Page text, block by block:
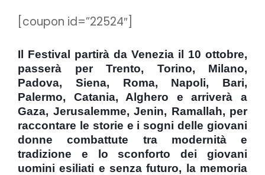
[coupon id=”22524″]
Il Festival partirà da Venezia il 10 ottobre,
passerà per Trento, Torino, Milano,
Padova, Siena, Roma, Napoli, Bari,
Palermo, Catania, Alghero e arriverà a
Gaza, Jerusalemme, Jenin, Ramallah, per
raccontare le storie e i sogni delle giovani
donne combattute tra modernità e
tradizione e lo sconforto dei giovani
uomini esiliati e senza futuro, la memoria